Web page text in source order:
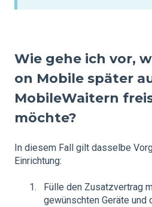
Wie gehe ich vor,
on Mobile später
MobileWaitern
möchte?
In diesem Fall gilt dasselbe
Einrichtung:
Fülle den Zusatzvertrag
gewünschten Geräte und